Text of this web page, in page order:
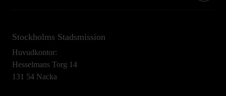
Stockholms Stadsmission
Huvudkontor:
Hesselmans Torg 14
131 54 Nacka